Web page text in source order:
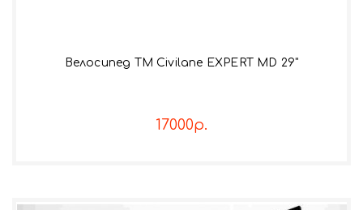
Велосипед TM Civilane EXPERT MD 29"
17000р.